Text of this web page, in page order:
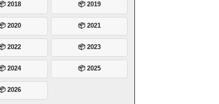
2018 📦 2019
2020 📦 2021
2022 📦 2023
2024 📦 2025
2026